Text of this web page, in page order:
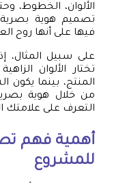
الألوان، الخطوط،
تصميم هوية بصرية
فيها على أنها روح
على سبيل المثال،
تختار الألوان
المنتج، بينما
من خلال هوية
التعرف على علامتك
أهمية فهم
للمشروع